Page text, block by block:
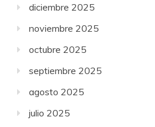
diciembre 2025
noviembre 2025
octubre 2025
septiembre 2025
agosto 2025
julio 2025